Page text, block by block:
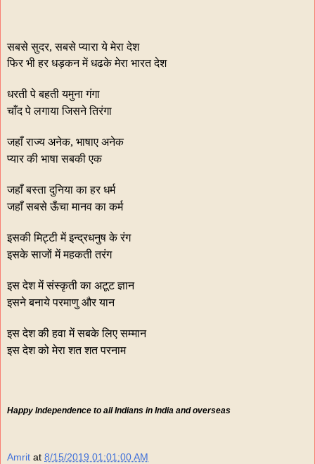
सबसे सुदर, सबसे प्यारा ये मेरा देश
फिर भी हर धड़कन में धढके मेरा भारत देश
धरती पे बहती यमुना गंगा
चाँद पे लगाया जिसने तिरंगा
जहाँ राज्य अनेक, भाषाए अनेक
प्यार की भाषा सबकी एक
जहाँ बस्ता दुनिया का हर धर्म
जहाँ सबसे ऊँचा मानव का कर्म
इसकी मिट्टी में इन्द्रधनुष के रंग
इसके साजों में महकती तरंग
इस देश में संस्कृती का अटूट ज्ञान
इसने बनाये परमाणु और यान
इस देश की हवा में सबके लिए सम्मान
इस देश को मेरा शत शत परनाम
Happy Independence to all Indians in India and overseas
Amrit at 8/15/2019 01:01:00 AM